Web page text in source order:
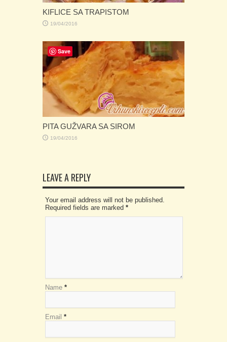
KIFLICE SA TRAPISTOM
19/04/2016
PITA GUŽVARA SA SIROM
19/04/2016
LEAVE A REPLY
Your email address will not be published.
Required fields are marked *
Name *
Email *
Save